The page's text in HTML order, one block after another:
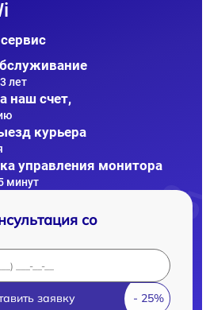
лет
наш счет,
курьера
управления монитора
минут
со
заявку